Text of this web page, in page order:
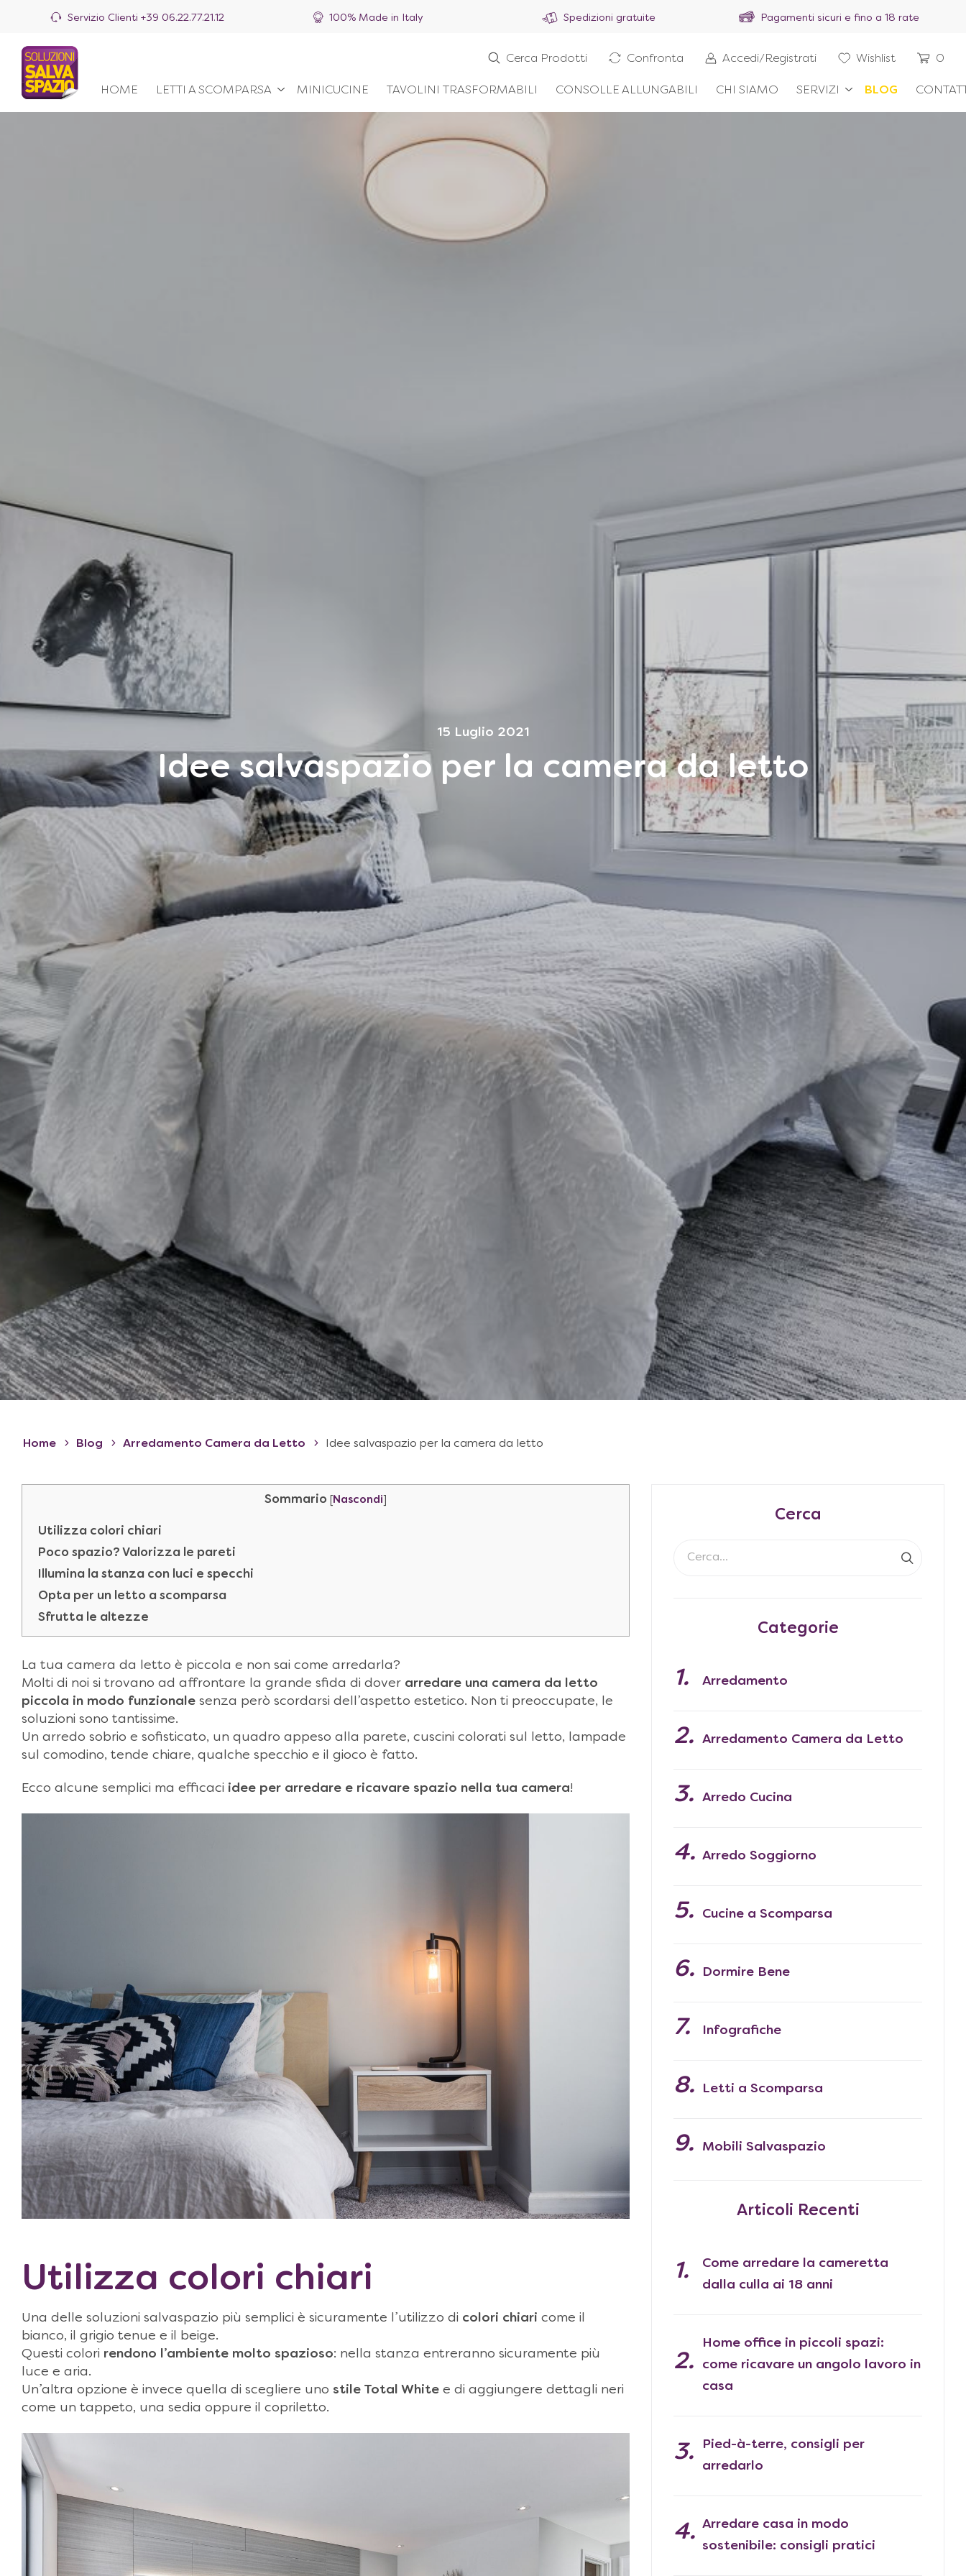
Servizio Clienti +39 06.22.77.21.12 100% Made in Italy Spedizioni gratuite Pagamenti sicuri e fino a 18 rate
HOME LETTI A SCOMPARSA MINICUCINE TAVOLINI TRASFORMABILI CONSOLLE ALLUNGABILI CHI SIAMO SERVIZI BLOG
Cerca Prodotti Confronta Accedi/Registrati Wishlist 0
15 Luglio 2021
Idee salvaspazio per la camera da letto
Home Blog Arredamento Camera da Letto Idee salvaspazio per la camera da letto
Sommario Nascondi
Utilizza colori chiari
Poco spazio? Valorizza le pareti
Illumina la stanza con luci e specchi
Opta per un letto a scomparsa
Sfrutta le altezze
La tua camera da letto è piccola e non sai come arredarla?
Molti di noi si trovano ad affrontare la grande sfida di dover arredare una camera da letto
piccola in modo funzionale senza però scordarsi dell’aspetto estetico. Non ti preoccupate, le
soluzioni sono tantissime.
Un arredo sobrio e sofisticato, un quadro appeso alla parete, cuscini colorati sul letto, lampade
sul comodino, tende chiare, qualche specchio e il gioco è fatto.
Ecco alcune semplici ma efficaci idee per arredare e ricavare spazio nella tua camera!
Utilizza colori chiari
Una delle soluzioni salvaspazio più semplici è sicuramente l’utilizzo di colori chiari come il
bianco, il grigio tenue e il beige.
Questi colori rendono l’ambiente molto spazioso: nella stanza entreranno sicuramente più
luce e aria.
Un’altra opzione è invece quella di scegliere uno stile Total White e di aggiungere dettagli neri
come un tappeto, una sedia oppure il copriletto.
Cerca
Categorie
Arredamento
Arredamento Camera da Letto
Arredo Cucina
Arredo Soggiorno
Cucine a Scomparsa
Dormire Bene
Infografiche
Letti a Scomparsa
Mobili Salvaspazio
Articoli Recenti
Come arredare la cameretta
dalla culla ai 18 anni
Home office in piccoli spazi:
come ricavare un angolo lavoro in
casa
Pied-à-terre, consigli per
arredarlo
Arredare casa in modo
sostenibile: consigli pratici